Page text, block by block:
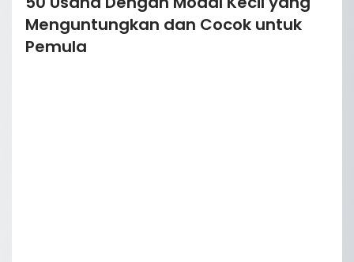
Menguntungkan dan Cocok untuk
Pemula